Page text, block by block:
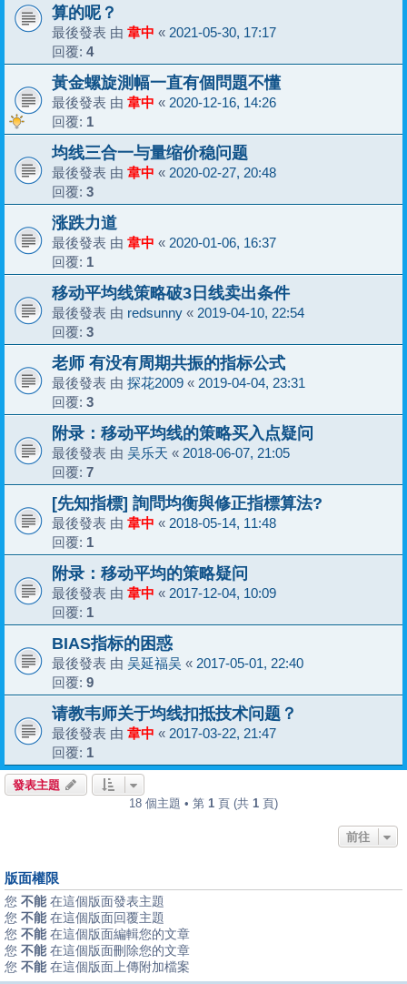
算的呢？
最後發表 由 韋中 « 2021-05-30, 17:17
回覆: 4
黃金螺旋測幅一直有個問題不懂
最後發表 由 韋中 « 2020-12-16, 14:26
回覆: 1
均线三合一与量缩价稳问题
最後發表 由 韋中 « 2020-02-27, 20:48
回覆: 3
涨跌力道
最後發表 由 韋中 « 2020-01-06, 16:37
回覆: 1
移动平均线策略破3日线卖出条件
最後發表 由 redsunny « 2019-04-10, 22:54
回覆: 3
老师 有没有周期共振的指标公式
最後發表 由 探花2009 « 2019-04-04, 23:31
回覆: 3
附录：移动平均线的策略买入点疑问
最後發表 由 吴乐天 « 2018-06-07, 21:05
回覆: 7
[先知指標] 詢問均衡與修正指標算法?
最後發表 由 韋中 « 2018-05-14, 11:48
回覆: 1
附录：移动平均的策略疑问
最後發表 由 韋中 « 2017-12-04, 10:09
回覆: 1
BIAS指标的困惑
最後發表 由 吴延福吴 « 2017-05-01, 22:40
回覆: 9
请教韦师关于均线扣抵技术问题？
最後發表 由 韋中 « 2017-03-22, 21:47
回覆: 1
發表主題
18 個主題 • 第 1 頁 (共 1 頁)
前往
版面權限
您 不能在這個版面發表主題
您 不能在這個版面回覆主題
您 不能在這個版面編輯您的文章
您 不能在這個版面刪除您的文章
您 不能在這個版面上傳附加檔案